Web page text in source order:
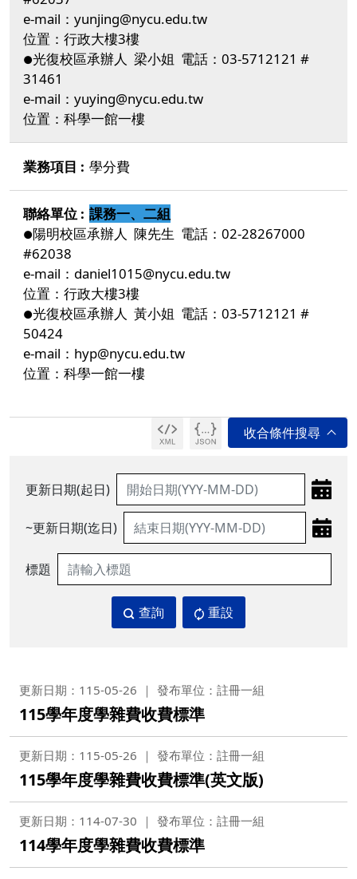
e-mail：yunjing@nycu.edu.tw
位置：行政大樓3樓
●光復校區承辦人 梁小姐 電話：03-5712121 #
31461
e-mail：yuying@nycu.edu.tw
位置：科學一館一樓
學分費
課務一、二組
●陽明校區承辦人 陳先生 電話：02-28267000
#62038
e-mail：daniel1015@nycu.edu.tw
位置：行政大樓3樓
●光復校區承辦人 黃小姐 電話：03-5712121 #
50424
e-mail：hyp@nycu.edu.tw
位置：科學一館一樓
更新日期(起日)
~更新日期(迄日)
標題
查詢 重設
更新日期：115-05-26 發布單位：註冊一組
115學年度學雜費收費標準
更新日期：115-05-26 發布單位：註冊一組
115學年度學雜費收費標準(英文版)
更新日期：114-07-30 發布單位：註冊一組
114學年度學雜費收費標準